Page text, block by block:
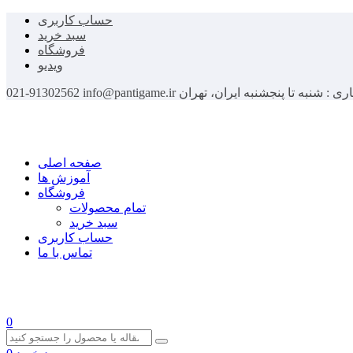
حساب کاربری
سبد خرید
فروشگاه
ویدیو
021-91302562 info@pantigame.ir : شنبه تا پنجشنبه ایران، تهران
صفحه اصلی
آموزش ها
فروشگاه
تمام محصولات
سبد خرید
حساب کاربری
تماس با ما
0